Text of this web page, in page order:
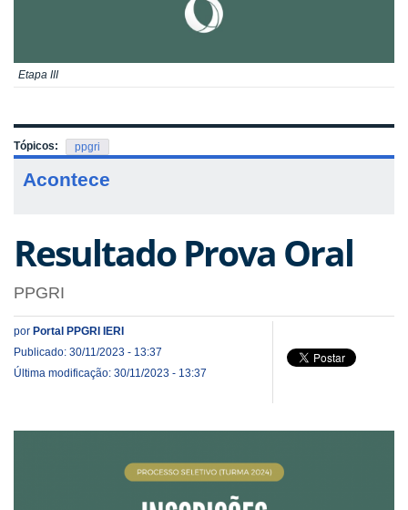
Etapa III
Tópicos: ppgri
Acontece
Resultado Prova Oral
PPGRI
por Portal PPGRI IERI
Publicado: 30/11/2023 - 13:37
Última modificação: 30/11/2023 - 13:37